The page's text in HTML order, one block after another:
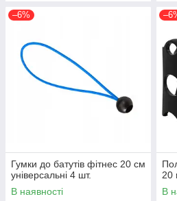
–6%
Гумки до батутів фітнес 20 см
універсальні 4 шт.
В наявності
20
В